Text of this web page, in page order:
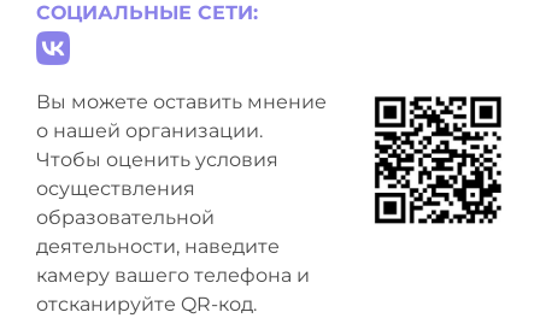
СОЦИАЛЬНЫЕ СЕТИ:
Вы можете оставить мнение
о нашей организации.
Чтобы оценить условия
осуществления
образовательной
деятельности, наведите
камеру вашего телефона и
отсканируйте QR-код.